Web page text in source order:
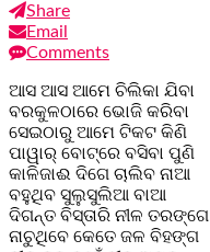
Share
Email
Comments
ଆସ ଆସ ଆମେ ଚିଲିକା ଯିବା
ବରକୁଳଠାରେ ଭୋଜି କରିବା
ସେଇଠାରୁ ଆମେ ଟିକଟ କିଣି
ପାୱାର୍ ବୋଟ୍‌ରେ ବସିବା ପୁଣି
କାଳିଜାଈ ଦିଗେ ଚାଲିବ ନାଆ
ବହୁଥିବ ସୁଲୁସୁଲିଆ ବାଆ
ଦିଗନ୍ତ ବିସ୍ତାରି ନୀଳ ତରଙ୍ଗେ
ନାଚୁଥିବେ କେତେ ଜଳ ବିହଙ୍ଗ